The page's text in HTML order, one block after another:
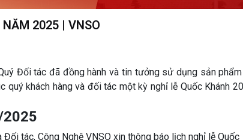
2025 | VNSO
Đối tác đã đồng hành và tin tưởng sử dụng sản
quý khách hàng và đối tác một kỳ nghỉ lễ Quốc Khánh
2025
tác, Công Nghệ VNSO xin thông báo lịch nghỉ lễ Quốc